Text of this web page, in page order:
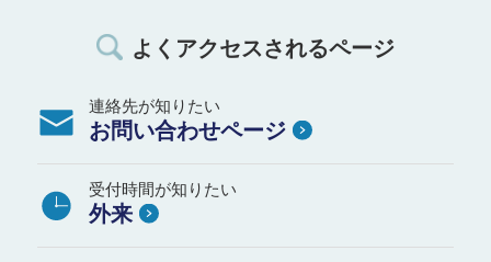
よくアクセスされるページ
連絡先が知りたい
お問い合わせページ
受付時間が知りたい
外来